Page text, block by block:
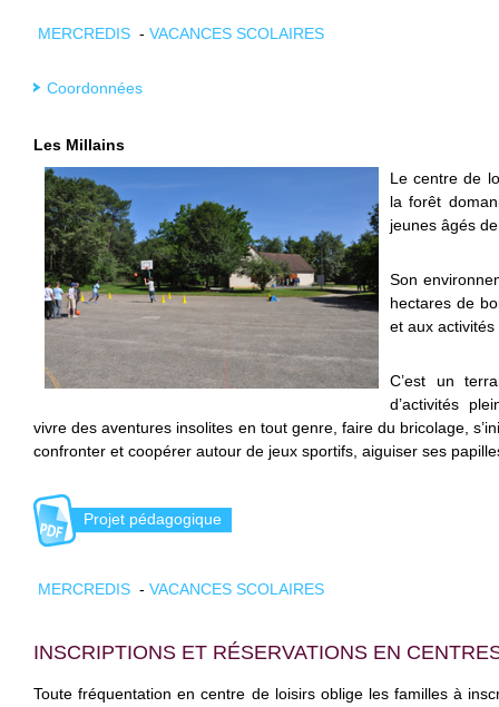
MERCREDIS - VACANCES SCOLAIRES
Coordonnées
Les Millains
Le centre de
la forêt
jeunes âgés
Son
hectares de
et aux
C’est un
d’activités
vivre des aventures insolites en tout genre, faire du bricolage,
confronter et coopérer autour de jeux sportifs, aiguiser ses
Projet pédagogique
MERCREDIS - VACANCES SCOLAIRES
INSCRIPTIONS ET RÉSERVATIONS EN
Toute fréquentation en centre de loisirs oblige les familles à